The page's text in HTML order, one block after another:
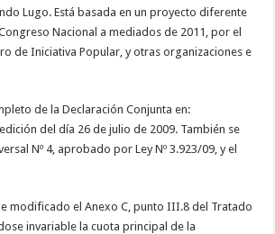
Lugo. Está basada en un proyecto diferente
Nacional a mediados de 2011, por el
de Iniciativa Popular, y otras organizaciones e
de la Declaración Conjunta en:
del día 26 de julio de 2009. También se
Nº 4, aprobado por Ley Nº 3.923/09, y el
modificado el Anexo C, punto III.8 del Tratado
invariable la cuota principal de la